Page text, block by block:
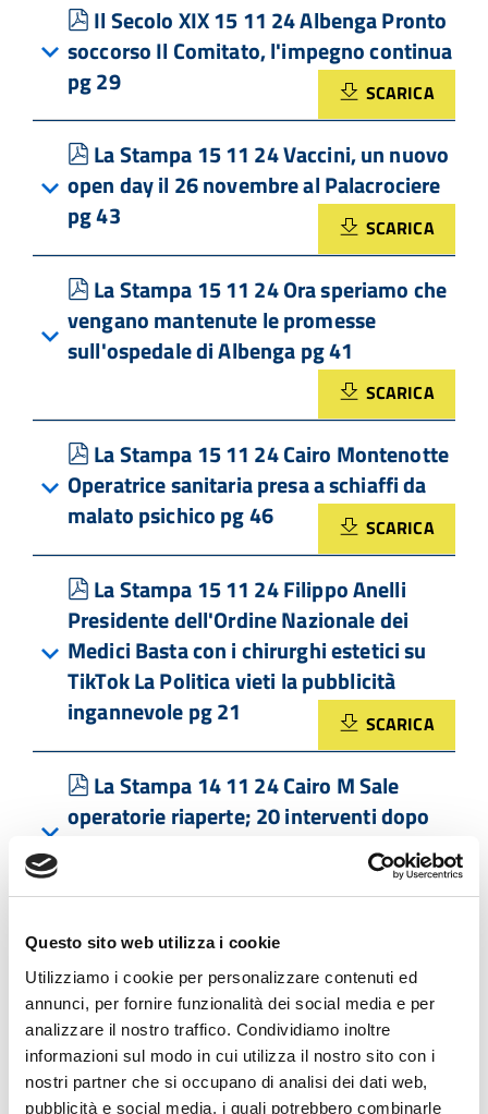
Questo sito web utilizza i cookie
Utilizziamo i cookie per personalizzare contenuti ed
annunci, per fornire funzionalità dei social media e per
analizzare il nostro traffico. Condividiamo inoltre
informazioni sul modo in cui utilizza il nostro sito con i
nostri partner che si occupano di analisi dei dati web,
pubblicità e social media, i quali potrebbero combinarle
pdf
Il Secolo XIX 15 11 24 Albenga Pronto
soccorso Il Comitato, l'impegno continua
pg 29
SCARICA
pdf
La Stampa 15 11 24 Vaccini, un nuovo
open day il 26 novembre al Palacrociere
pg 43
SCARICA
pdf
La Stampa 15 11 24 Ora speriamo che
vengano mantenute le promesse
sull'ospedale di Albenga pg 41
SCARICA
pdf
La Stampa 15 11 24 Cairo Montenotte
Operatrice sanitaria presa a schiaffi da
malato psichico pg 46
SCARICA
pdf
La Stampa 15 11 24 Filippo Anelli
Presidente dell'Ordine Nazionale dei
Medici Basta con i chirurghi estetici su
TikTok La Politica vieti la pubblicità
ingannevole pg 21
SCARICA
pdf
La Stampa 14 11 24 Cairo M Sale
operatorie riaperte; 20 interventi dopo
l'allerta e i danni per il nubifragio pg
SCARICA
pdf
La Stampa 14 11 24 Santa Corona al
top, utilizza esoscopio di quarta
generazione pg 47
SCARICA
pdf
Il Secolo XIX 13 11 24 Prevenzione e